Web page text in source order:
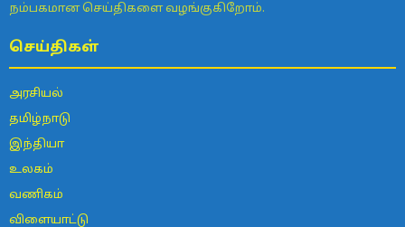
நம்பகமான செய்திகளை வழங்குகிறோம்.
செய்திகள்
அரசியல்
தமிழ்நாடு
இந்தியா
உலகம்
வணிகம்
விளையாட்டு